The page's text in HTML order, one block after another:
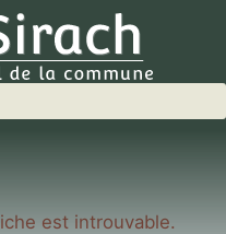
est introuvable.